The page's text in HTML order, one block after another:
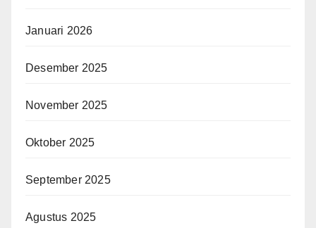
Januari 2026
Desember 2025
November 2025
Oktober 2025
September 2025
Agustus 2025